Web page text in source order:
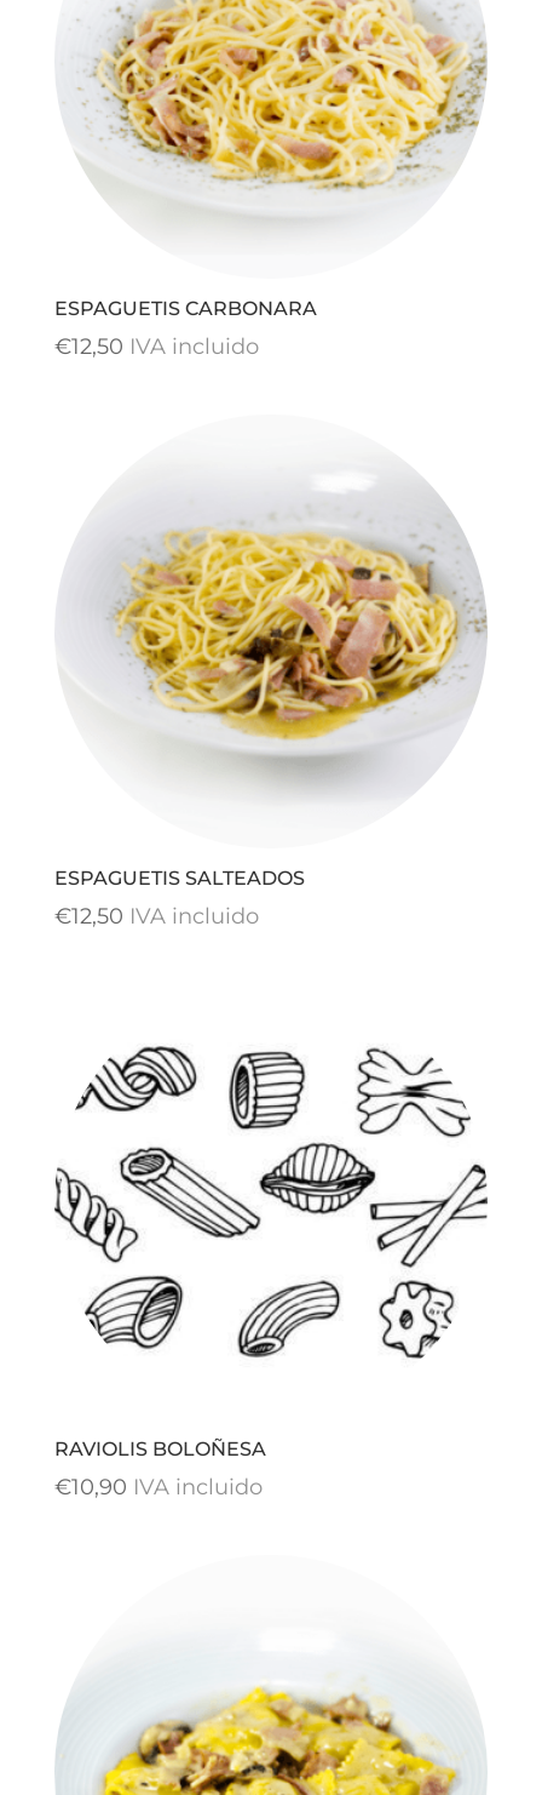
ESPAGUETIS CARBONARA
€12,50 IVA incluido
ESPAGUETIS SALTEADOS
€12,50 IVA incluido
RAVIOLIS BOLOÑESA
€10,90 IVA incluido